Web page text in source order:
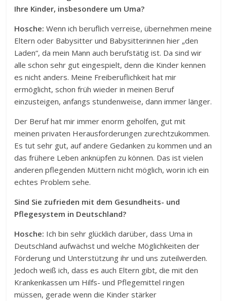
Ihre Kinder, insbesondere um Uma?
Hosche: Wenn ich beruflich verreise, übernehmen meine
Eltern oder Babysitter und Babysitterinnen hier „den
Laden“, da mein Mann auch berufstätig ist. Da sind wir
alle schon sehr gut eingespielt, denn die Kinder kennen
es nicht anders. Meine Freiberuflichkeit hat mir
ermöglicht, schon früh wieder in meinen Beruf
einzusteigen, anfangs stundenweise, dann immer länger.
Der Beruf hat mir immer enorm geholfen, gut mit
meinen privaten Herausforderungen zurechtzukommen.
Es tut sehr gut, auf andere Gedanken zu kommen und an
das frühere Leben anknüpfen zu können. Das ist vielen
anderen pflegenden Müttern nicht möglich, worin ich ein
echtes Problem sehe.
Sind Sie zufrieden mit dem Gesundheits- und
Pflegesystem in Deutschland?
Hosche: Ich bin sehr glücklich darüber, dass Uma in
Deutschland aufwächst und welche Möglichkeiten der
Förderung und Unterstützung ihr und uns zuteilwerden.
Jedoch weiß ich, dass es auch Eltern gibt, die mit den
Krankenkassen um Hilfs- und Pflegemittel ringen
müssen, gerade wenn die Kinder stärker